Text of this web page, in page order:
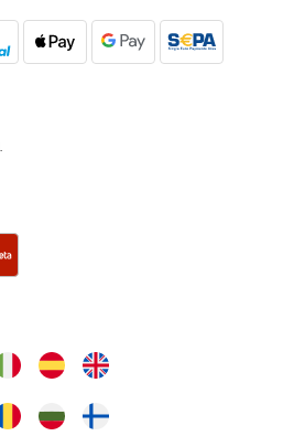
alebo klimatizácia – čo sa hodí do